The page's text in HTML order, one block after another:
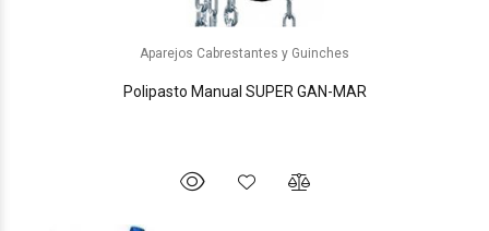
Aparejos Cabrestantes y Guinches
Polipasto Manual SUPER GAN-MAR